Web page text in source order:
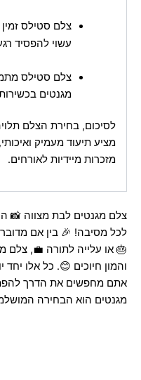
צלם סטילס
עשוי להפסיד
צלם סטילס
מגנטים
לסיכום, בחירת הצלם
מציע תיעוד מעמיק
מזכרות מיידיות לאורחים.
צלם מגנטים לבת מצווה 📸
לכל מסיבה! 🎉 בין אם
🎂 או עלייה לתורה 💼, צלם
והמון חיוכים 😊. כל אלו יחד
אתם מחפשים את הדרך
מגנטים הוא הבחירה